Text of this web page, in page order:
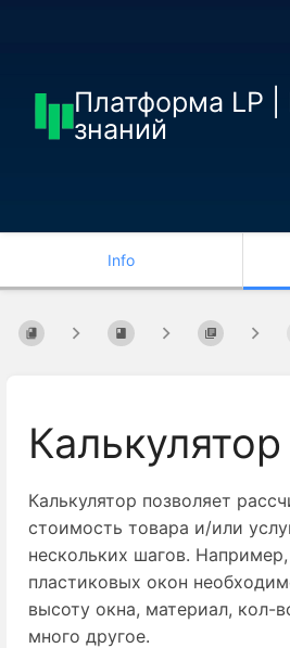
Платформа LP |
знаний
Info
Калькулятор
Калькулятор позволяет
стоимость товара и/или
нескольких шагов.
пластиковых окон
высоту окна, материал, кол-
много другое.